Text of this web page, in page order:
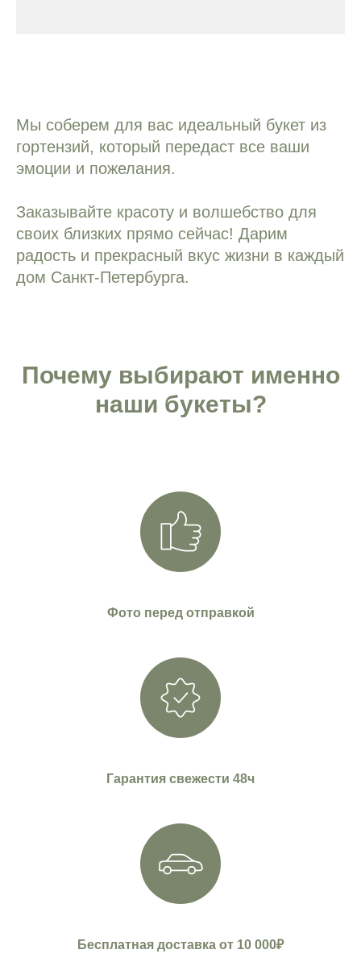
Мы соберем для вас идеальный букет из
гортензий, который передаст все ваши
эмоции и пожелания.
Заказывайте красоту и волшебство для
своих близких прямо сейчас! Дарим
радость и прекрасный вкус жизни в каждый
дом Санкт-Петербурга.
Почему выбирают именно
наши букеты?
Фото перед отправкой
Гарантия свежести 48ч
Бесплатная доставка от 10 000₽